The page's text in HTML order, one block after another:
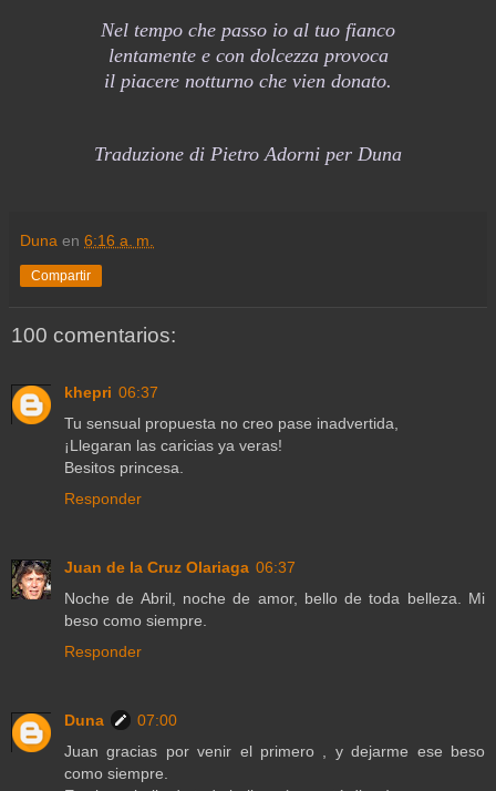
Nel tempo che passo io al tuo fianco
lentamente e con dolcezza provoca
il piacere notturno che vien donato.
Traduzione di Pietro Adorni per Duna
Duna en 6:16 a. m.
Compartir
100 comentarios:
khepri 06:37
Tu sensual propuesta no creo pase inadvertida,
¡Llegaran las caricias ya veras!
Besitos princesa.
Responder
Juan de la Cruz Olariaga 06:37
Noche de Abril, noche de amor, bello de toda belleza. Mi
beso como siempre.
Responder
Duna
07:00
Juan gracias por venir el primero , y dejarme ese beso
como siempre.